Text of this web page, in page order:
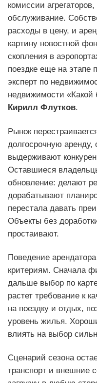
комиссии
обслуживание.
расходы в цену, и
картину новостной
скопления в
поездке еще на этапе
эксперт по
недвижимости
Кирилл Флутков.
Рынок
долгосрочную аренду,
выдерживают
Оставшиеся
обновление: делают
дорабатывают
перестала давать
Объекты без
простаивают.
Поведение
критериям. Сначала
дальше выбор по
растет требование к
на поездку и отдых,
уровень жилья.
влиять на выбор
Сценарий сезона
транспорт и внешние